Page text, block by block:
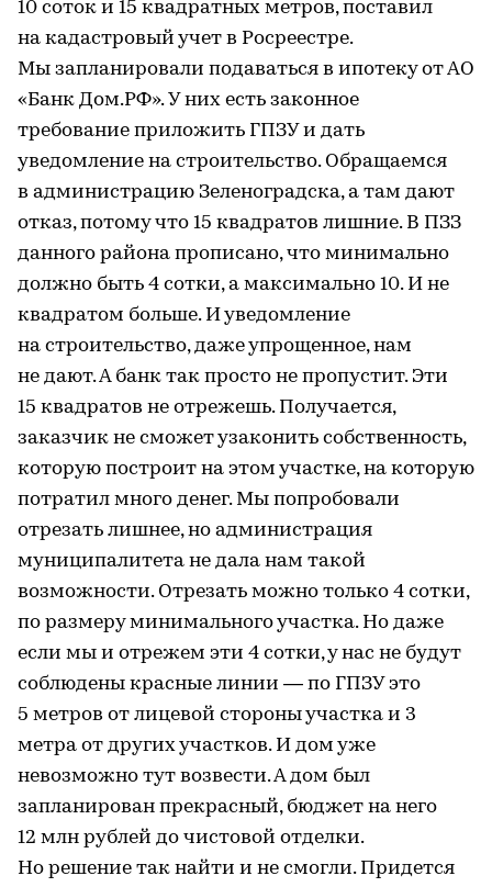
10 соток и 15 квадратных метров, поставил
на кадастровый учет в Росреестре.
Мы запланировали подаваться в ипотеку от АО
«Банк Дом.РФ». У них есть законное
требование приложить ГПЗУ и дать
уведомление на строительство. Обращаемся
в администрацию Зеленоградска, а там дают
отказ, потому что 15 квадратов лишние. В ПЗЗ
данного района прописано, что минимально
должно быть 4 сотки, а максимально 10. И не
квадратом больше. И уведомление
на строительство, даже упрощенное, нам
не дают. А банк так просто не пропустит. Эти
15 квадратов не отрежешь. Получается,
заказчик не сможет узаконить собственность,
которую построит на этом участке, на которую
потратил много денег. Мы попробовали
отрезать лишнее, но администрация
муниципалитета не дала нам такой
возможности. Отрезать можно только 4 сотки,
по размеру минимального участка. Но даже
если мы и отрежем эти 4 сотки, у нас не будут
соблюдены красные линии — по ГПЗУ это
5 метров от лицевой стороны участка и 3
метра от других участков. И дом уже
невозможно тут возвести. А дом был
запланирован прекрасный, бюджет на него
12 млн рублей до чистовой отделки.
Но решение так найти и не смогли. Придется